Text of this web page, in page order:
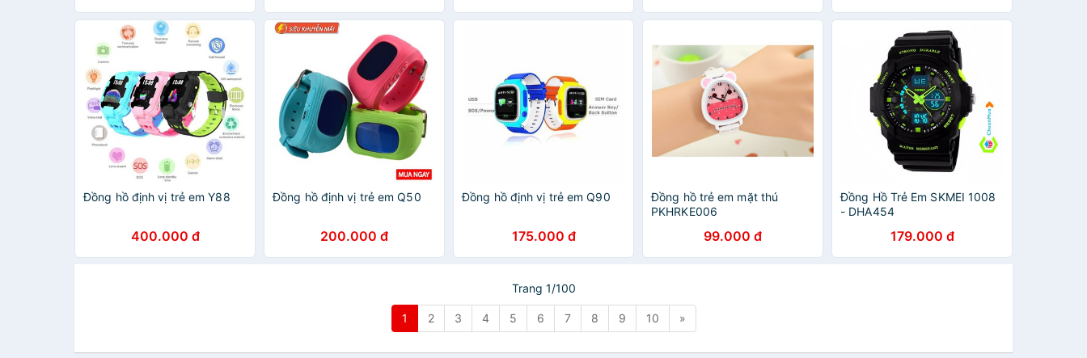
Đồng hồ định vị trẻ em Y88
400.000 đ
Đồng hồ định vị trẻ em Q50
200.000 đ
Đồng hồ định vị trẻ em Q90
175.000 đ
Đồng hồ trẻ em mặt thú
PKHRKE006
99.000 đ
Đồng Hồ Trẻ Em SKMEI 1008
- DHA454
179.000 đ
Trang 1/100
1 2 3 4 5 6 7 8 9 10 »